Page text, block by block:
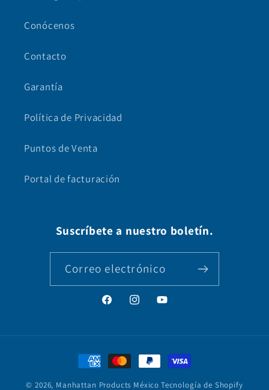
Conócenos
Contacto
Garantía
Política de Privacidad
Puntos de Venta
Portal de facturación
Suscríbete a nuestro boletín.
Correo electrónico
FacebookInstagramYouTube
Formas
de
© 2026, Manhattan Products México Tecnología de Shopify